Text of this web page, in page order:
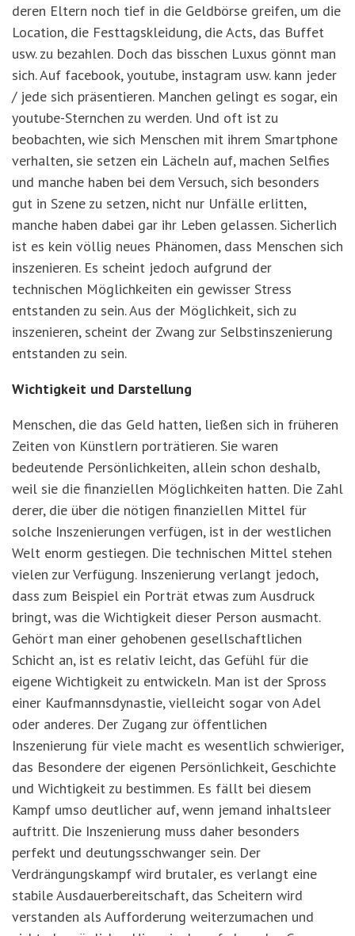
deren Eltern noch tief in die Geldbörse greifen, um die
Location, die Festtagskleidung, die Acts, das Buffet
usw. zu bezahlen. Doch das bisschen Luxus gönnt man
sich. Auf facebook, youtube, instagram usw. kann jeder
/ jede sich präsentieren. Manchen gelingt es sogar, ein
youtube-Sternchen zu werden. Und oft ist zu
beobachten, wie sich Menschen mit ihrem Smartphone
verhalten, sie setzen ein Lächeln auf, machen Selfies
und manche haben bei dem Versuch, sich besonders
gut in Szene zu setzen, nicht nur Unfälle erlitten,
manche haben dabei gar ihr Leben gelassen. Sicherlich
ist es kein völlig neues Phänomen, dass Menschen sich
inszenieren. Es scheint jedoch aufgrund der
technischen Möglichkeiten ein gewisser Stress
entstanden zu sein. Aus der Möglichkeit, sich zu
inszenieren, scheint der Zwang zur Selbstinszenierung
entstanden zu sein.
Wichtigkeit und Darstellung
Menschen, die das Geld hatten, ließen sich in früheren
Zeiten von Künstlern porträtieren. Sie waren
bedeutende Persönlichkeiten, allein schon deshalb,
weil sie die finanziellen Möglichkeiten hatten. Die Zahl
derer, die über die nötigen finanziellen Mittel für
solche Inszenierungen verfügen, ist in der westlichen
Welt enorm gestiegen. Die technischen Mittel stehen
vielen zur Verfügung. Inszenierung verlangt jedoch,
dass zum Beispiel ein Porträt etwas zum Ausdruck
bringt, was die Wichtigkeit dieser Person ausmacht.
Gehört man einer gehobenen gesellschaftlichen
Schicht an, ist es relativ leicht, das Gefühl für die
eigene Wichtigkeit zu entwickeln. Man ist der Spross
einer Kaufmannsdynastie, vielleicht sogar von Adel
oder anderes. Der Zugang zur öffentlichen
Inszenierung für viele macht es wesentlich schwieriger,
das Besondere der eigenen Persönlichkeit, Geschichte
und Wichtigkeit zu bestimmen. Es fällt bei diesem
Kampf umso deutlicher auf, wenn jemand inhaltsleer
auftritt. Die Inszenierung muss daher besonders
perfekt und deutungsschwanger sein. Der
Verdrängungskampf wird brutaler, es verlangt eine
stabile Ausdauerbereitschaft, das Scheitern wird
verstanden als Aufforderung weiterzumachen und